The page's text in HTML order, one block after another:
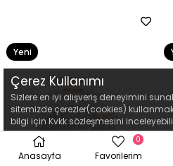
Yeni
Ürün
Çerez Kullanımı
Sizlere en iyi alışveriş deneyimini
sitemizde çerezler(cookies)
bilgi için Kvkk sözleşmesini
Anasayfa Favorilerim
0